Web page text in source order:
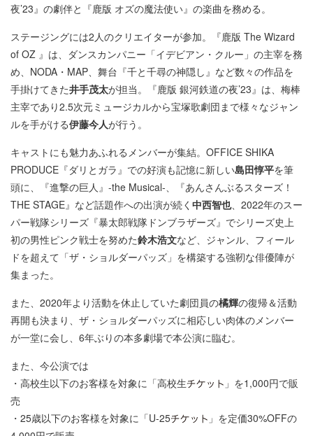
夜’23』の劇伴と『鹿版 オズの魔法使い』の楽曲を務める。
ステージングには2人のクリエイターが参加。『鹿版 The Wizard
of OZ 』は、ダンスカンパニー「イデビアン・クルー」の主宰を務
め、NODA・MAP、舞台『千と千尋の神隠し』など数々の作品を
手掛けてきた井手茂太が担当。『鹿版 銀河鉄道の夜’23』は、梅棒
主宰であり2.5次元ミュージカルから宝塚歌劇団まで様々なジャン
ルを手がける伊藤今人が行う。
キャストにも魅力あふれるメンバーが集結。OFFICE SHIKA
PRODUCE『ダリとガラ』での好演も記憶に新しい島田惇平を筆
頭に、『進撃の巨人』-the Musical-、『あんさんぶるスターズ！
THE STAGE』など話題作への出演が続く 中西智也、2022年のスー
パー戦隊シリーズ『暴太郎戦隊ドンブラザーズ』でシリーズ史上
初の男性ピンク戦士を努めた鈴木浩文など、ジャンル、フィール
ドを超えて「ザ・ショルダーパッズ」を構築する強靭な俳優陣が
集まった。
また、2020年より活動を休止していた劇団員の橘輝の復帰＆活動
再開も決まり、ザ・ショルダーパッズに相応しい肉体のメンバー
が一堂に会し、6年ぶりの本多劇場で本公演に臨む。
また、今公演では
・高校生以下のお客様を対象に「高校生
」を1,000円で販
売
・25歳以下のお客様を対象に「U-25
」を定価30%OFFの